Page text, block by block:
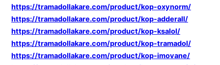
https://tramadollakare.com/product/kop-oxynorm/
https://tramadollakare.com/product/kop-adderall/
https://tramadollakare.com/product/kop-ksalol/
https://tramadollakare.com/product/kop-tramadol/
https://tramadollakare.com/product/kop-imovane/